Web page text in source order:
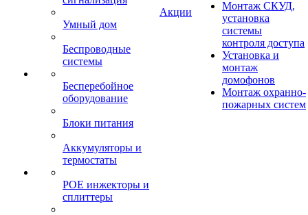
Умный дом
Беспроводные
системы
Бесперебойное
оборудование
Блоки питания
Аккумуляторы и
термостаты
POE инжекторы и
сплиттеры
Акции
Монтаж СКУД,
установка
системы
контроля доступа
Установка и
монтаж
домофонов
Монтаж охранно-
пожарных систем